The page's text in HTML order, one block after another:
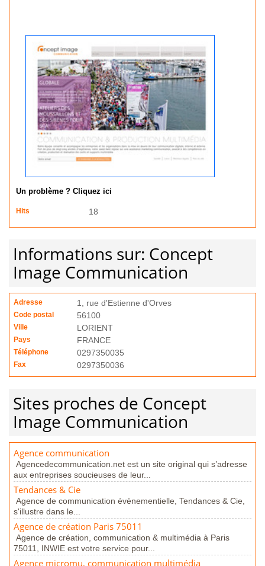
Un problème ? Cliquez ici
Hits 18
Informations sur: Concept
Image Communication
Adresse 1, rue d'Estienne d'Orves
Code postal 56100
Ville LORIENT
Pays FRANCE
Téléphone 0297350035
Fax 0297350036
Sites proches de Concept
Image Communication
Agence communication
Agencedecommunication.net est un site original qui s’adresse
aux entreprises soucieuses de leur...
Tendances & Cie
Agence de communication évènementielle, Tendances & Cie,
s'illustre dans le...
Agence de création Paris 75011
Agence de création, communication & multimédia à Paris
75011, INWIE est votre service pour...
Agence micromu, communication multimédia